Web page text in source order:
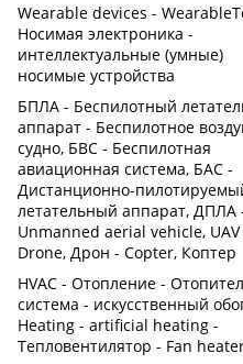
Wearable devices -
Носимая электроника -
интеллектуальные (умные)
носимые устройства
БПЛА - Беспилотный
аппарат - Беспилотное
судно, БВС - Беспилотная
авиационная система, БАС -
Дистанционно-
летательный аппарат, ДПЛА
Unmanned aerial vehicle, UAV
Drone, Дрон - Copter, Коптер
HVAC - Отопление -
система - искусственный
Heating - artificial heating -
Тепловентилятор - Fan